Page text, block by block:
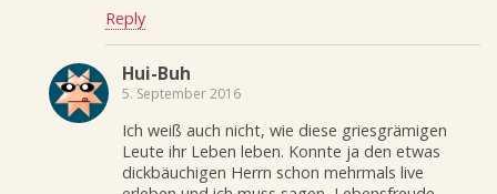
Reply
Hui-Buh
5. September 2016
Ich weiß auch nicht, wie diese griesgrämigen
Leute ihr Leben leben. Konnte ja den etwas
dickbäuchigen Herrn schon mehrmals live